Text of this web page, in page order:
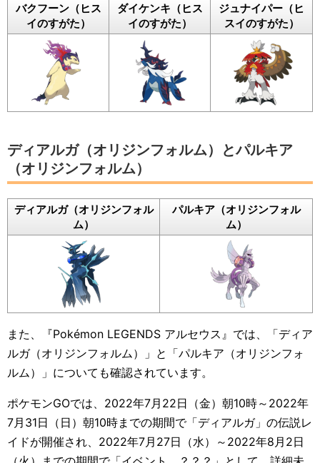
バクフーン（ヒス
イのすがた）
ダイケンキ（ヒス
イのすがた）
ジュナイパー（ヒ
スイのすがた）
ディアルガ（オリジンフォルム）とパルキア
（オリジンフォルム）
ディアルガ（オリジンフォル
ム）
パルキア（オリジンフォル
ム）
また、『Pokémon LEGENDS アルセウス』では、「ディア
ルガ（オリジンフォルム）」と「パルキア（オリジンフォ
ルム）」についても確認されています。
ポケモンGOでは、2022年7月22日（金）朝10時～2022年
7月31日（日）朝10時までの期間で「ディアルガ」の伝説レ
イドが開催され、2022年7月27日（水）～2022年8月2日